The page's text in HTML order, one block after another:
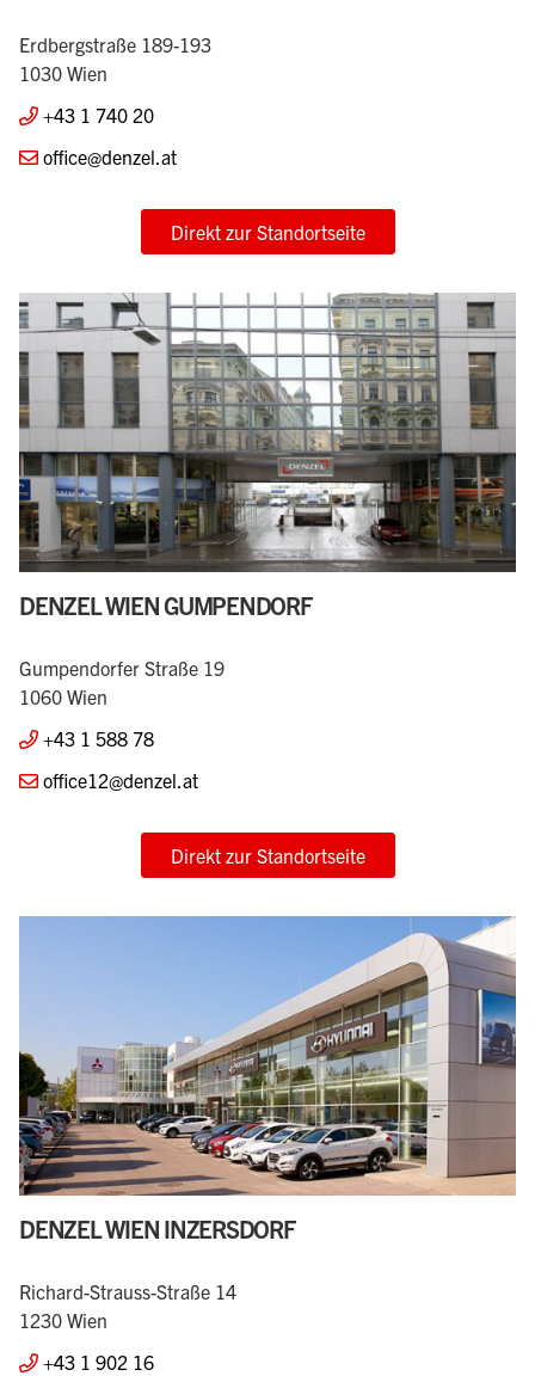
Erdbergstraße 189-193
1030 Wien
+43 1 740 20
office@denzel.at
Direkt zur Standortseite
DENZEL WIEN GUMPENDORF
Gumpendorfer Straße 19
1060 Wien
+43 1 588 78
office12@denzel.at
Direkt zur Standortseite
DENZEL WIEN INZERSDORF
Richard-Strauss-Straße 14
1230 Wien
+43 1 902 16